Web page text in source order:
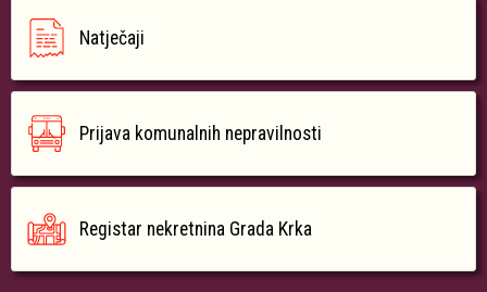
Natječaji
Prijava komunalnih nepravilnosti
Registar nekretnina Grada Krka